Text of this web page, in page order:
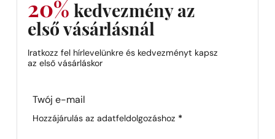
20% kedvezmény az
első vásárlásnál
Iratkozz fel hírlevelünkre és kedvezményt kapsz
az első vásárláskor
Section
Hozzájárulás az adatfeldolgozáshoz *